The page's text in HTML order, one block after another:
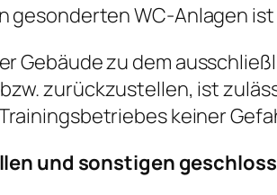
gesonderten WC-Anlagen
Gebäude zu dem
zurückzustellen, ist
keiner
und sonstigen